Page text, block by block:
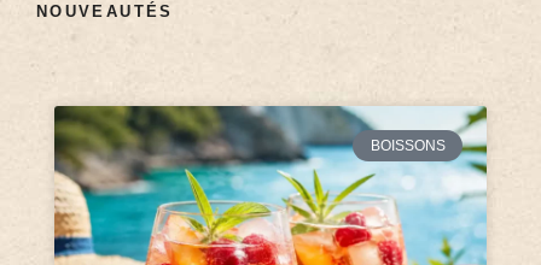
NOUVEAUTÉS
BOISSONS